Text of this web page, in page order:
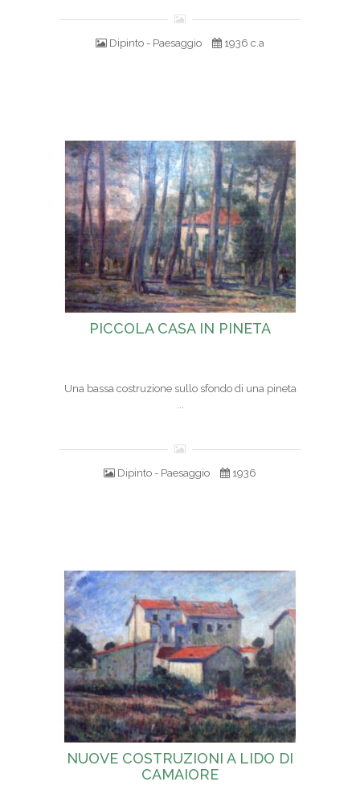
Dipinto - Paesaggio 1936 c.a
PICCOLA CASA IN PINETA
Una bassa costruzione sullo sfondo di una pineta
...
Dipinto - Paesaggio 1936
NUOVE COSTRUZIONI A LIDO DI
CAMAIORE